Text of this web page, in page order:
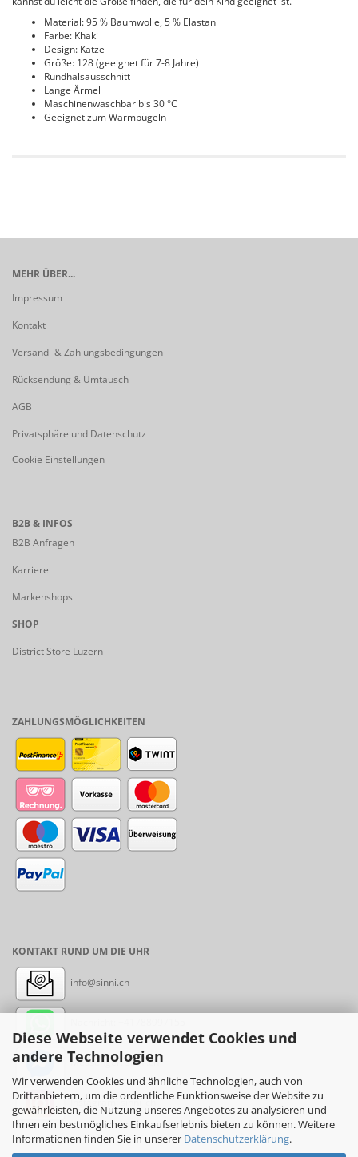
Diese Webseite verwendet Cookies und
andere Technologien
Wir verwenden Cookies und ähnliche Technologien, auch von
Drittanbietern, um die ordentliche Funktionsweise der Website zu
gewährleisten, die Nutzung unseres Angebotes zu analysieren und
Ihnen ein bestmögliches Einkaufserlebnis bieten zu können. Weitere
Informationen finden Sie in unserer Datenschutzerklärung.
Material: 95 % Baumwolle, 5 % Elastan
Farbe: Khaki
Design: Katze
Größe: 128 (geeignet für 7-8 Jahre)
Rundhalsausschnitt
Lange Ärmel
Maschinenwaschbar bis 30 °C
Geeignet zum Warmbügeln
MEHR ÜBER...
Impressum
Kontakt
Versand- & Zahlungsbedingungen
Rücksendung & Umtausch
AGB
Privatsphäre und Datenschutz
Cookie Einstellungen
B2B & INFOS
B2B Anfragen
Karriere
Markenshops
SHOP
District Store Luzern
ZAHLUNGSMÖGLICHKEITEN
KONTAKT RUND UM DIE UHR
info@sinni.ch
Messenger: sinni.ch
Instagram: sinni_ch